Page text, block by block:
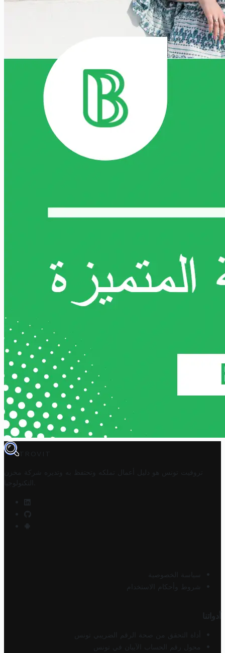
TROVIT
تروفيت تونس هو دليل أعمال تملكه وتحتفظ به وتديره
شركة مخزن
التكنولوجيا
سياسة الخصوصية
شروط وأحكام الاستخدام
أدواتنا
أداة التحقق من صحة الرقم الضريبي تونس
محول رقم الحساب الآيبان في تونس